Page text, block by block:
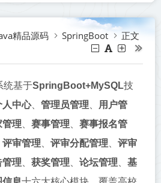
精品源码 SpringBoot 正文
统基于SpringBoot+MySQL技
人中心、 管理员管理
用户管
管理 赛事管理
赛事报名管
评审管理 评审分配管理
评审
管理 获奖管理 论坛管理
基